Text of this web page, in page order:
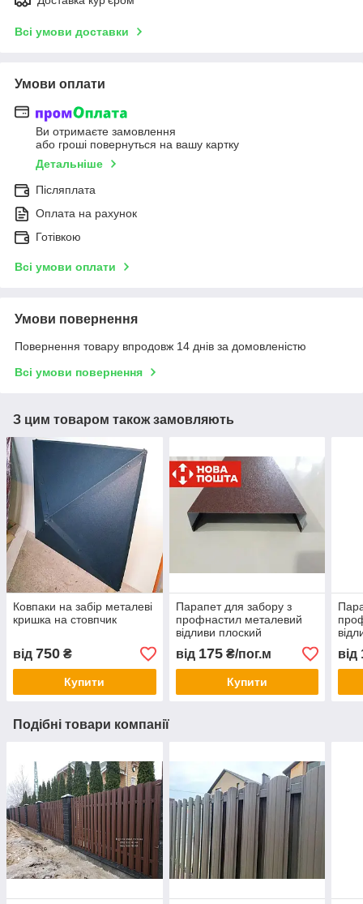
Всі умови доставки
Умови оплати
Ви отримаєте замовлення
або гроші повернуться на вашу картку
Детальніше
Післяплата
Оплата на рахунок
Готівкою
Всі умови оплати
Умови повернення
Повернення товару впродовж 14 днів за домовленістю
Всі умови повернення
З цим товаром також замовляють
Ковпаки на забір металеві
кришка на стовпчик
від 750 ₴
Купити
Парапет для забору з
профнастил металевий
відливи плоский
від 175₴/пог.м
Купити
від
Подібні товари компанії